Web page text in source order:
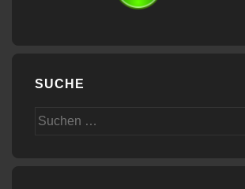
SUCHE
Suchen